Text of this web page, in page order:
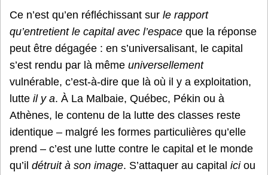
Ce n’est qu’en réfléchissant sur le rapport
qu’entretient le capital avec l’espace que la réponse
peut être dégagée : en s’universalisant, le capital
s’est rendu par là même universellement
vulnérable, c’est-à-dire que là où il y a exploitation,
lutte il y a. À La Malbaie, Québec, Pékin ou à
Athènes, le contenu de la lutte des classes reste
identique – malgré les formes particulières qu’elle
prend – c’est une lutte contre le capital et le monde
qu’il détruit à son image. S’attaquer au capital ici ou